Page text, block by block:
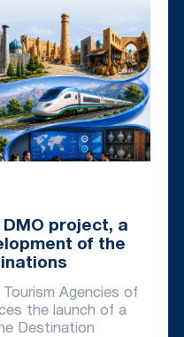
project, a
of the
Agencies of
the launch of a
Destination